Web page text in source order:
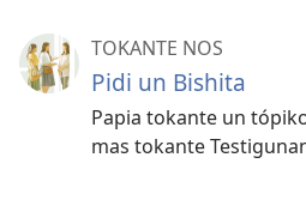
TOKANTE NOS
Pidi un Bishita
Papia tokante un
mas tokante